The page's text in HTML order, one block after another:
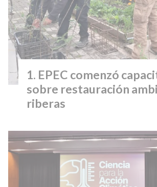
EPEC comenzó
sobre restauración
riberas